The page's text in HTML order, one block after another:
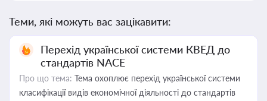
Теми, які можуть вас зацікавити:
Перехід української системи КВЕД до
стандартів NACE
Про що тема: Тема охоплює перехід української системи
класифікації видів економічної діяльності до стандартів